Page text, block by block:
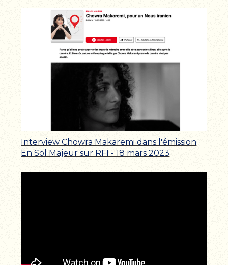
Interview Chowra Makaremi dans l'émission
En Sol Majeur sur RFI - 18 mars 2023